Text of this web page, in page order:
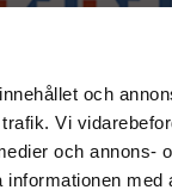
och
Vi
och annons-
med